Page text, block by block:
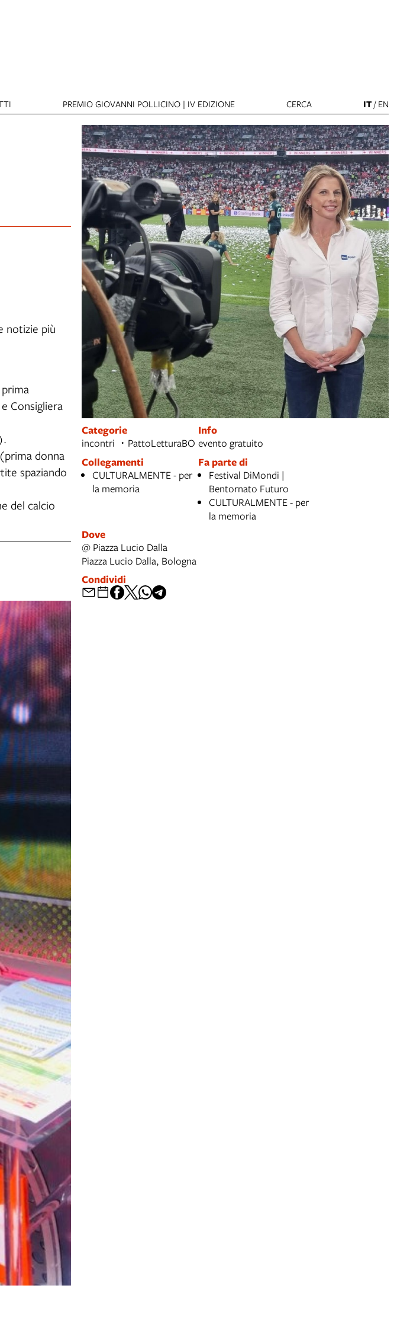
PREMIO GIOVANNI POLLICINO | IV EDIZIONE CERCA IT/ EN
notizie più
Consigliera
donna
spaziando
del calcio
Categorie
incontri
PattoLetturaBO
Info
evento gratuito
Collegamenti
CULTURALMENTE - per
la memoria
Fa parte di
Festival DiMondi |
Bentornato Futuro
CULTURALMENTE - per
la memoria
Dove
@ Piazza Lucio Dalla
Piazza Lucio Dalla, Bologna
Condividi